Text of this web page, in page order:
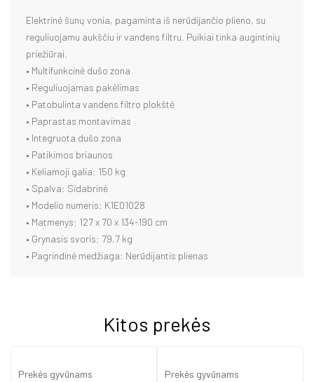
Elektrinė šunų vonia, pagaminta iš nerūdijančio plieno, su
reguliuojamu aukščiu ir vandens filtru. Puikiai tinka augintinių
priežiūrai.
• Multifunkcinė dušo zona
• Reguliuojamas pakėlimas
• Patobulinta vandens filtro plokštė
• Paprastas montavimas
• Integruota dušo zona
• Patikimos briaunos
• Keliamoji galia: 150 kg
• Spalva: Sidabrinė
• Modelio numeris: K1E01028
• Matmenys: 127 x 70 x 134-190 cm
• Grynasis svoris: 79.7 kg
• Pagrindinė medžiaga: Nerūdijantis plienas
Kitos prekės
Prekės gyvūnams Prekės gyvūnams